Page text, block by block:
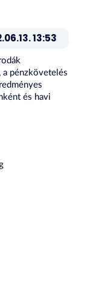
13:53
a pénzkövetelés
és havi